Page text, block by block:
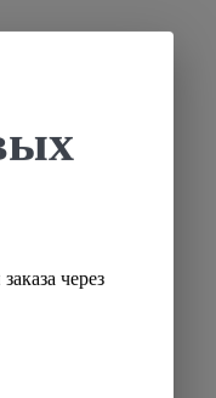
через